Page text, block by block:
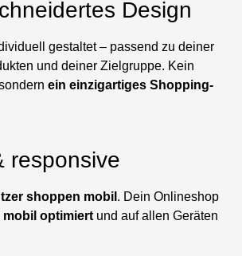
Design
gestaltet – passend zu deiner
und deiner Zielgruppe. Kein
ein einzigartiges Shopping-
responsive
shoppen mobil . Dein Onlineshop
mobil optimiert und auf allen Geräten